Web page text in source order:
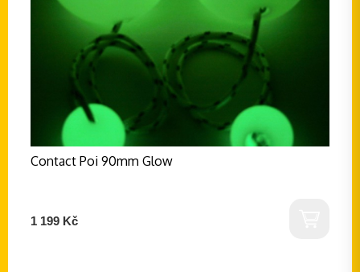
Contact Poi 90mm Glow
1 199 Kč